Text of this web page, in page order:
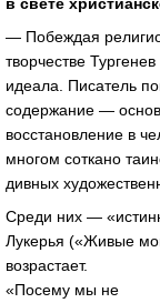
— Побеждая
творчестве
идеала. Писатель
содержание —
восстановление в
многом соткано
дивных
Среди них —
Лукерья («Живые м
возрастает.
«Посему мы не